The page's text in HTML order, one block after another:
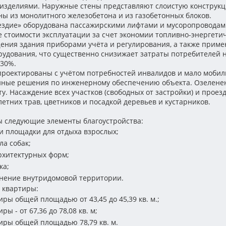
Наружные стены представляют слоистую
из монолитного железобетона и из газобетонных блоков.
оборудована пассажирскими лифтами и
эксплуатации за счет экономии топливно-
здания приборами учёта и регулирования, а также
что существенно снизижает затраты потребителей
с учётом потребностей инвалидов и мало
решения по инженерному обеспечению объекта.
Насаждение всех участков (свободных от застройки) и
трав, цветников и посадкой деревьев и кустарников.
элементы благоустройства:
площадки для отдыха взрослых;
собак;
форм;
внутридомовой территории.
общей площадью от 43,45 до 45,39 кв. м.;
- от 67,36 до 78,08 кв. м;
общей площадью 78,79 кв. м.